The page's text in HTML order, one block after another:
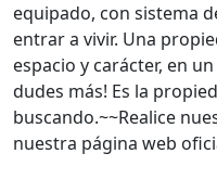
equipado, con sistema
entrar a vivir. Una
espacio y carácter, en
dudes más! Es la
buscando.~~Realice
nuestra página web